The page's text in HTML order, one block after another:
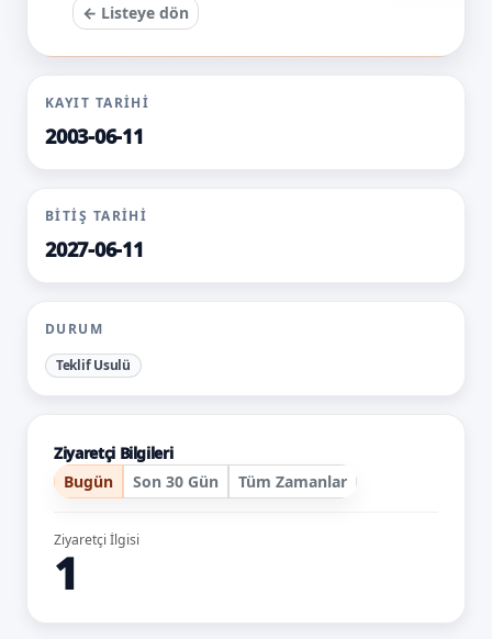
← Listeye dön
KAYIT TARIHI
2003-06-11
BITIŞ TARIHI
2027-06-11
DURUM
Teklif Usulü
Ziyaretçi Bilgileri
Bugün
Son 30 Gün Tüm Zamanlar
Ziyaretçi İlgisi
1